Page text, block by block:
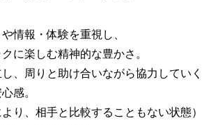
情報・体験を重視し、
に楽しむ精神的な豊かさ。
し、周りと助け合いながら協力していく
感。
り、相手と比較することもない状態）